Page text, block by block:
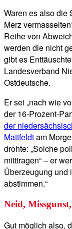
Waren es also die
Merz
Reihe von
werden die nicht
gibt es
Landesverband
Ostdeutsche.
Er sei „nach wie
der 16-Prozent-
der
Mattfeldtam
drohte: „Solche
mitttragen“ – er
Überzeugung und
abstimmen.“
Neid,
Gut möglich also,